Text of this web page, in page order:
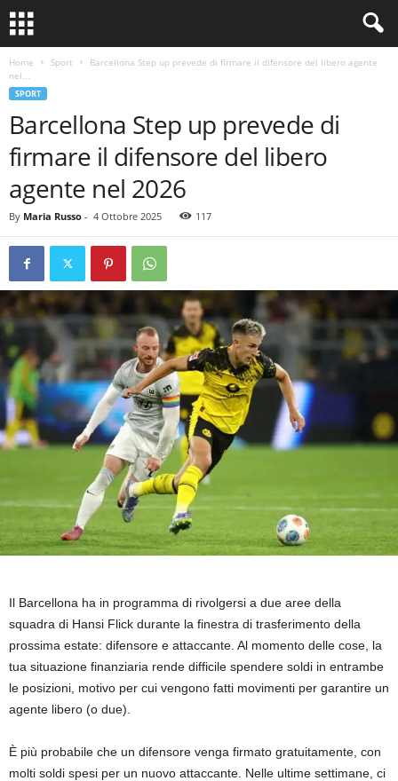
Home Sport
Barcellona Step up prevede di firmare il difensore del libero agente
nel...
SPORT
Barcellona Step up prevede di
firmare il difensore del libero
agente nel 2026
By Maria Russo - 4 Ottobre 2025 117
Il Barcellona ha in programma di rivolgersi a due aree della
squadra di Hansi Flick durante la finestra di trasferimento della
prossima estate: difensore e attaccante. Al momento delle cose, la
tua situazione finanziaria rende difficile spendere soldi in entrambe
le posizioni, motivo per cui vengono fatti movimenti per garantire un
agente libero (o due).
È più probabile che un difensore venga firmato gratuitamente, con
molti soldi spesi per un nuovo attaccante. Nelle ultime settimane, ci